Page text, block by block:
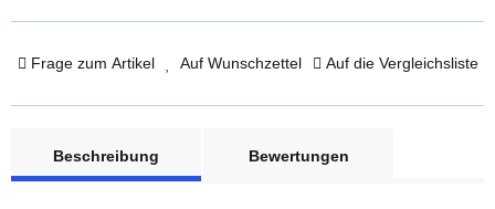
Frage zum Artikel Auf Wunschzettel Auf die Vergleichsliste
Beschreibung
Bewertungen